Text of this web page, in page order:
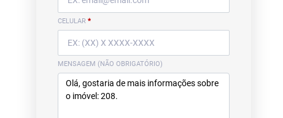
CELULAR *
MENSAGEM (NÃO OBRIGATÓRIO)